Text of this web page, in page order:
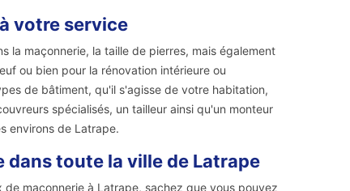
votre service
la maçonnerie, la taille de pierres, mais également
ou bien pour la rénovation intérieure ou
de bâtiment, qu'il s'agisse de votre habitation,
spécialisés, un tailleur ainsi qu'un monteur
environs de Latrape.
dans toute la ville de Latrape
maçonnerie à Latrape, sachez que vous pouvez